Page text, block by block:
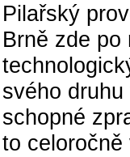
Pilařský
Brně zde
svého
schopné
to celoročně